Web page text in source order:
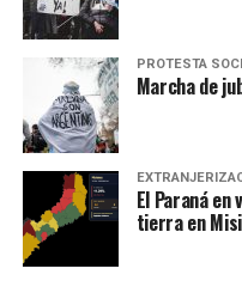
PROTESTA
Marcha de
El Paraná
tierra en